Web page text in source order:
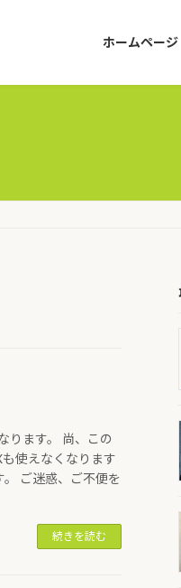
ホームページ
ります。 尚、この
使えなくなります
ご迷惑、ご不便を
続きを読む